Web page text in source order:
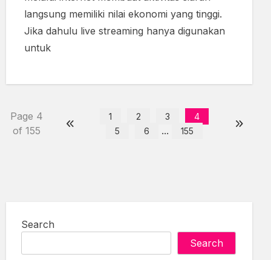
langsung memiliki nilai ekonomi yang tinggi.
Jika dahulu live streaming hanya digunakan
untuk
Page 4
of 155
1 2 3
4
5
6 ... 155
Search
Search